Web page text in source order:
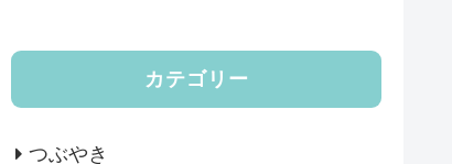
カテゴリー
つぶやき